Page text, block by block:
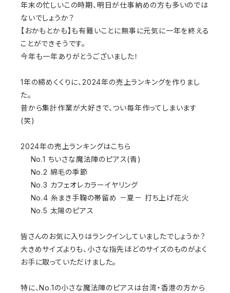
年末の忙しいこの時期、明日が仕事納めの方も多いのでは
ないでしょうか？
【おかもとかも】も有難いことに無事に元気に一年を終える
ことができそうです。
今年も一年ありがとうございました！
1年の締めくくりに、2024年の売上ランキングを作りまし
た。
昔から集計作業が大好きで、つい毎年作ってしまいます
(笑)
2024年の売上ランキングはこちら
No.1 ちいさな魔法陣のピアス(青)
No.2 綿毛の季節
No.3 カフェオレカラーイヤリング
No.4 糸まき手鞠の帯留め －夏－ 打ち上げ花火
No.5 太陽のピアス
皆さんのお気に入りはランクインしていましたでしょうか？
大きめサイズよりも、小さな指先ほどのサイズのものがよく
お手に取っていただけました。
特に、No.1の小さな魔法陣のピアスは台湾・香港の方から